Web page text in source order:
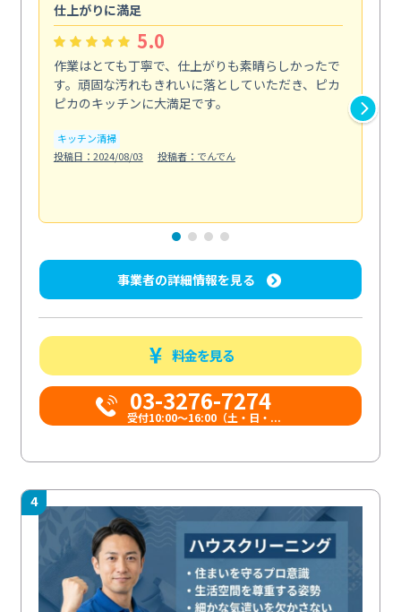
仕上がりに満足
5.0
作業はとても丁寧で、仕上がりも素晴らしかったで
す。頑固な汚れもきれいに落としていただき、ピカ
ピカのキッチンに大満足です。
キッチン清掃
投稿日：2024/08/03
投稿者：でんでん
事業者の詳細情報を見る
料金を見る
03-3276-7274
受付10:00〜16:00（土・日・...
4